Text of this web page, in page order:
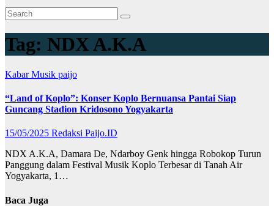
Tag: NDX A.K.A
KabarMusik paijo
“Land of Koplo”: Konser Koplo Bernuansa Pantai Siap
Guncang Stadion Kridosono Yogyakarta
15/05/2025 Redaksi Paijo.ID
NDX A.K.A, Damara De, Ndarboy Genk hingga Robokop Turun
Panggung dalam Festival Musik Koplo Terbesar di Tanah Air
Yogyakarta, 1…
Baca Juga